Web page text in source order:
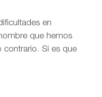
en
que hemos
contrario. Si es que